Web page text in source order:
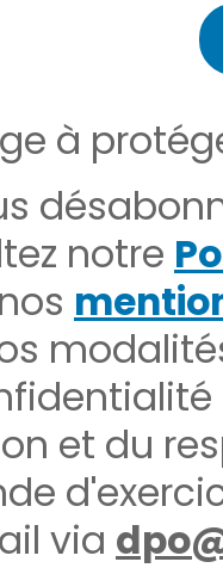
à
notre
nos
et du
via